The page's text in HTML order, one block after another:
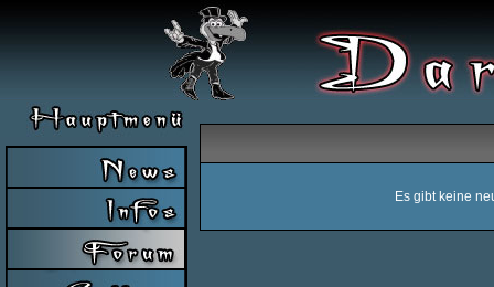
Es gibt keine